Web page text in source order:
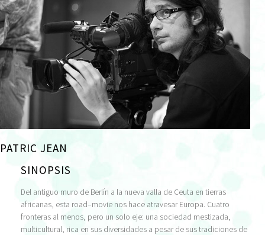
PATRIC JEAN
SINOPSIS
Del antiguo muro de Berlín a la nueva valla de Ceuta en tierras
africanas, esta road–movie nos hace atravesar Europa. Cuatro
fronteras al menos, pero un solo eje: una sociedad mestizada,
multicultural, rica en sus diversidades a pesar de sus tradiciones de